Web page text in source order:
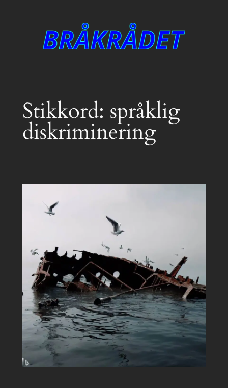
Stikkord: språklig
diskriminering